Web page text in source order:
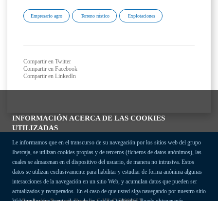
INFORMACIÓN ACERCA DE LAS COOKIES
UTILIZADAS
Le informamos que en el transcurso de su navegación por los sitios web del grupo
Ibercaja, se utilizan cookies propias y de terceros (ficheros de datos anónimos), las
cuales se almacenan en el dispositivo del usuario, de manera no intrusiva. Estos
datos se utilizan exclusivamente para habilitar y estudiar de forma anónima algunas
interacciones de la navegación en un sitio Web, y acumulan datos que pueden ser
actualizados y recuperados. En el caso de que usted siga navegando por nuestro sitio
Empresario agro Terreno rústico Explotaciones
Compartir en Twitter
Compartir en Facebook
Compartir en LinkedIn